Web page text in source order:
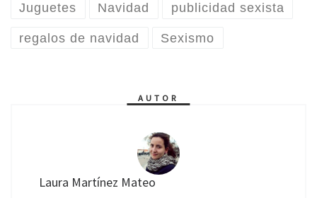
Juguetes Navidad publicidad sexista
regalos de navidad Sexismo
AUTOR
Laura Martínez Mateo